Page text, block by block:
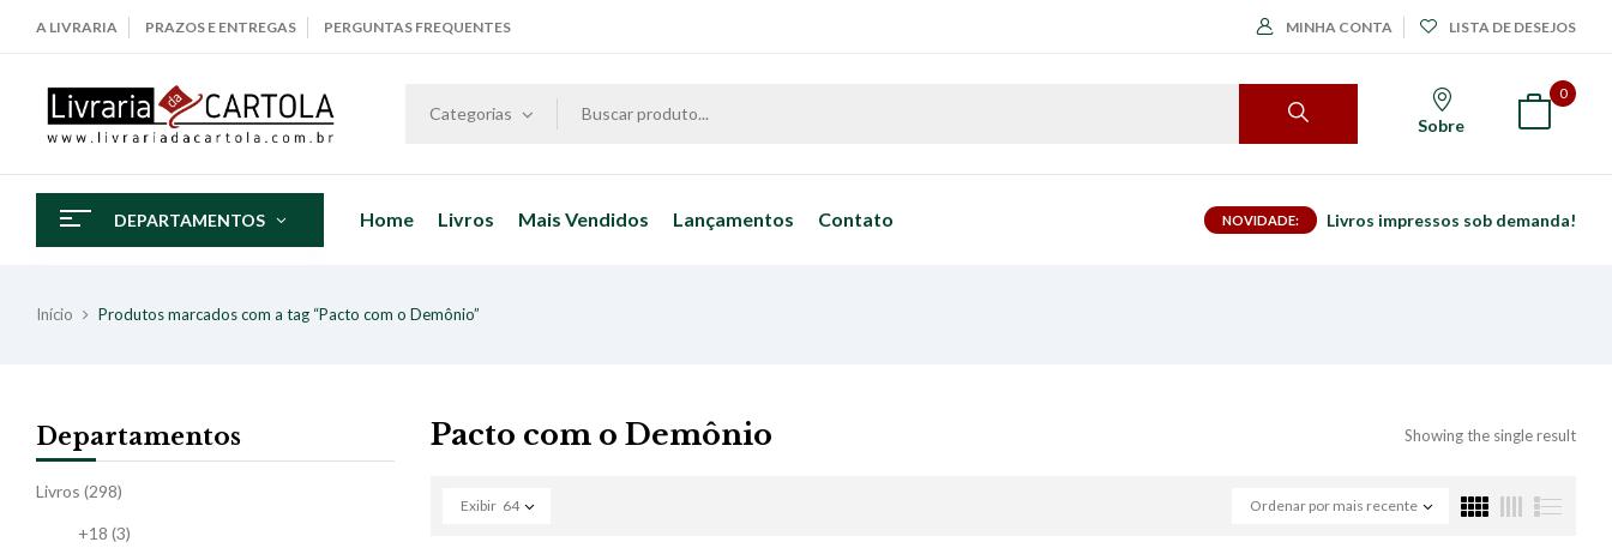
A LIVRARIA PRAZOS E ENTREGAS PERGUNTAS FREQUENTES MINHA CONTA LISTA DE DESEJOS
Categorias
Sobre
0
DEPARTAMENTOS Home Livros Mais Vendidos Lançamentos Contato NOVIDADE: Livros impressos sob demanda!
Início Produtos marcados com a tag “Pacto com o Demônio”
Departamentos
Livros (298)
+18 (3)
Pacto com o Demônio Showing the single result
Ordenar por mais recente
Exibir 64